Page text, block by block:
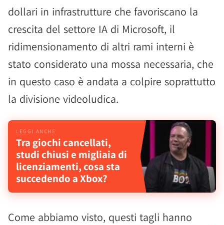
dollari in infrastrutture che favoriscano la
crescita del settore IA di Microsoft, il
ridimensionamento di altri rami interni è
stato considerato una mossa necessaria, che
in questo caso è andata a colpire soprattutto
la divisione videoludica.
Tra giochi cancellati,
studi chiusi e migliaia di
licenziamenti, cosa sta
succedendo a Xbox?
Come abbiamo visto, questi tagli hanno